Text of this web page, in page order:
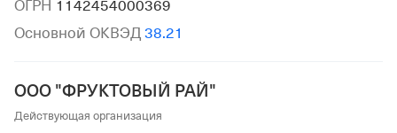
ОГРН 1142454000369
Основной ОКВЭД 38.21
ООО "ФРУКТОВЫЙ РАЙ"
Действующая организация